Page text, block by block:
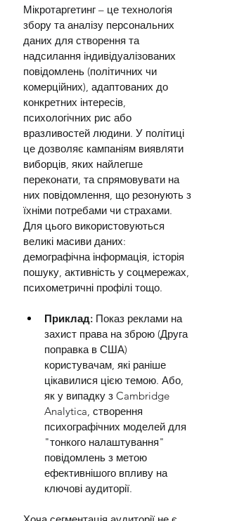
Мікротаргетинг – це технологія
збору та аналізу персональних
даних для створення та
надсилання індивідуалізованих
повідомлень (політичних чи
комерційних), адаптованих до
конкретних інтересів,
психологічних рис або
вразливостей людини. У політиці
це дозволяє кампаніям виявляти
виборців, яких найлегше
переконати, та спрямовувати на
них повідомлення, що резонують з
їхніми потребами чи страхами.
Для цього використовуються
великі масиви даних:
демографічна інформація, історія
пошуку, активність у соцмережах,
психометричні профілі тощо.
Приклад: Показ реклами на
захист права на зброю (Друга
поправка в США)
користувачам, які раніше
цікавилися цією темою. Або,
як у випадку з Cambridge
Analytica, створення
психографічних моделей для
"тонкого налаштування"
повідомлень з метою
ефективнішого впливу на
ключові аудиторії.